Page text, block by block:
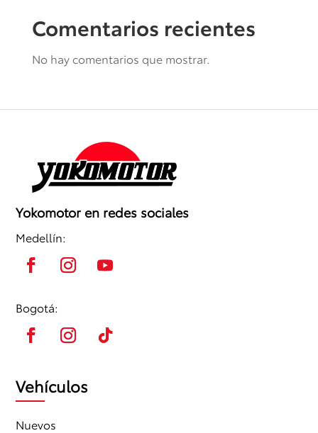
Comentarios recientes
No hay comentarios que mostrar.
Yokomotor en redes sociales
Medellín:
Bogotá:
Vehículos
Nuevos